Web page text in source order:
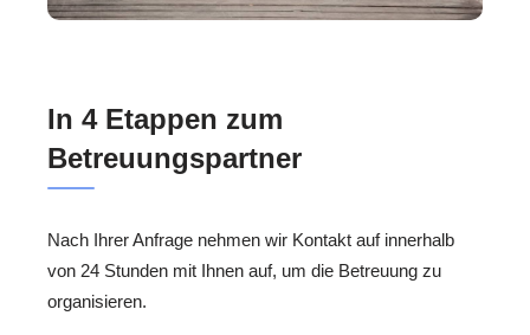
In 4 Etappen zum
Betreuungspartner
Nach Ihrer Anfrage nehmen wir Kontakt auf innerhalb
von 24 Stunden mit Ihnen auf, um die Betreuung zu
organisieren.